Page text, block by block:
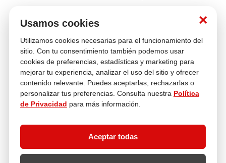
×
Usamos cookies
Utilizamos cookies necesarias para el funcionamiento del
sitio. Con tu consentimiento también podemos usar
cookies de preferencias, estadísticas y marketing para
mejorar tu experiencia, analizar el uso del sitio y ofrecer
contenido relevante. Puedes aceptarlas, rechazarlas o
personalizar tus preferencias. Consulta nuestra Política
de Privacidad para más información.
Aceptar todas
Atención al cliente
Descubre más